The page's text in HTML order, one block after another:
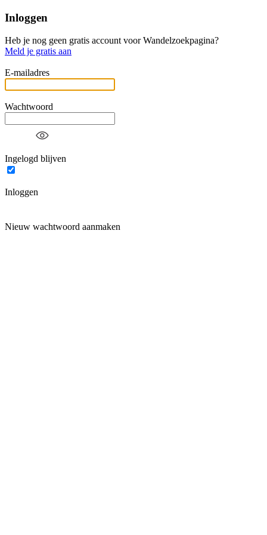
Inloggen
Heb je nog geen gratis account voor Wandelzoekpagina?
Meld je gratis aan
E-mailadres
Wachtwoord
Ingelogd blijven
Inloggen
Nieuw wachtwoord aanmaken